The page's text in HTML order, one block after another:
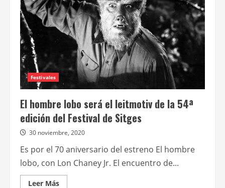
Festivales
El hombre lobo será el leitmotiv de la 54ª
edición del Festival de Sitges
30 noviembre, 2020
Es por el 70 aniversario del estreno El hombre
lobo, con Lon Chaney Jr. El encuentro de...
Leer MásLeer